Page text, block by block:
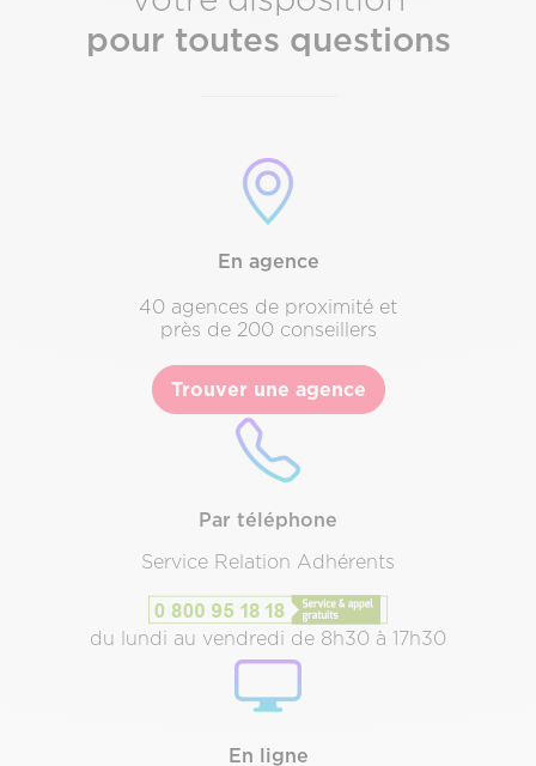
pour toutes questions
En agence
40 agences de proximité et
près de 200 conseillers
Trouver une agence
Par téléphone
Service Relation Adhérents
du lundi au vendredi de 8h30 à 17h30
En ligne